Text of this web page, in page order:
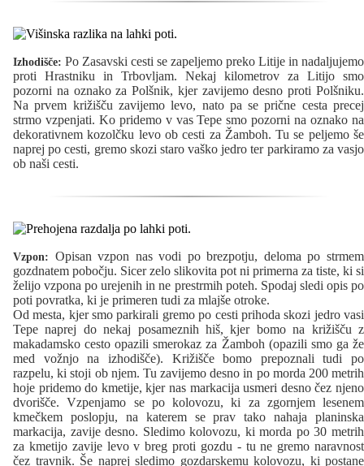
Izhodišče: Po Zasavski cesti se zapeljemo preko Litije in nadaljujemo
proti Hrastniku in Trbovljam. Nekaj kilometrov za Litijo smo
pozorni na oznako za Polšnik, kjer zavijemo desno proti Polšniku.
Na prvem križišču zavijemo levo, nato pa se prične cesta precej
strmo vzpenjati. Ko pridemo v vas Tepe smo pozorni na oznako na
dekorativnem kozolčku levo ob cesti za Žamboh. Tu se peljemo še
naprej po cesti, gremo skozi staro vaško jedro ter parkiramo za vasjo
ob naši cesti.
Vzpon: Opisan vzpon nas vodi po brezpotju, deloma po strmem
gozdnatem pobočju. Sicer zelo slikovita pot ni primerna za tiste, ki si
želijo vzpona po urejenih in ne prestrmih poteh. Spodaj sledi opis po
poti povratka, ki je primeren tudi za mlajše otroke.
Od mesta, kjer smo parkirali gremo po cesti prihoda skozi jedro vasi
Tepe naprej do nekaj posameznih hiš, kjer bomo na križišču z
makadamsko cesto opazili smerokaz za Žamboh (opazili smo ga že
med vožnjo na izhodišče). Križišče bomo prepoznali tudi po
razpelu, ki stoji ob njem. Tu zavijemo desno in po morda 200 metrih
hoje pridemo do kmetije, kjer nas markacija usmeri desno čez njeno
dvorišče. Vzpenjamo se po kolovozu, ki za zgornjem lesenem
kmečkem poslopju, na katerem se prav tako nahaja planinska
markacija, zavije desno. Sledimo kolovozu, ki morda po 30 metrih
za kmetijo zavije levo v breg proti gozdu - tu ne gremo naravnost
čez travnik. Še naprej sledimo gozdarskemu kolovozu, ki postane